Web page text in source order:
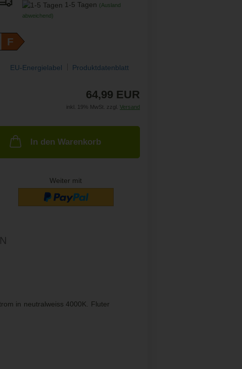
1-5 Tagen (Ausland
abweichend)
EU-Energielabel Produktdatenblatt
64,99 EUR
inkl. 19% MwSt. zzgl. Versand
In den Warenkorb
Weiter mit
in neutralweiss 4000K. Fluter